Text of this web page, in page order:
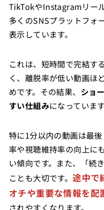
TikTokやInstagramリー
多くのSNSプラットフォ
表示しています。
これは、短時間で完結す
く、離脱率が低い動画ほ
めです。その結果、 ショ
すい仕組みになっています
特に1分以内の動画は最
率や視聴維持率の向上に
い傾向です。また、「続
ことも大切です。途中で
オチや重要な情報を配
されやすくなります。